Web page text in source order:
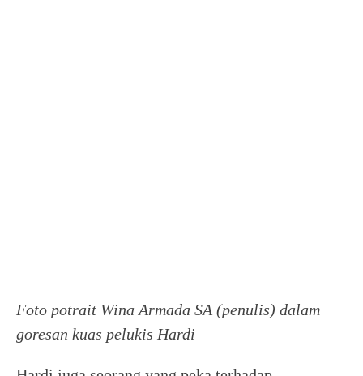
Foto potrait Wina Armada SA (penulis) dalam
goresan kuas pelukis Hardi